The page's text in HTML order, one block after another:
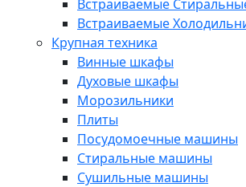
Встраиваемые
Встраиваемые
Крупная техника
Винные шкафы
Духовые шкафы
Морозильники
Плиты
Посудомоечные машины
Стиральные машины
Сушильные машины